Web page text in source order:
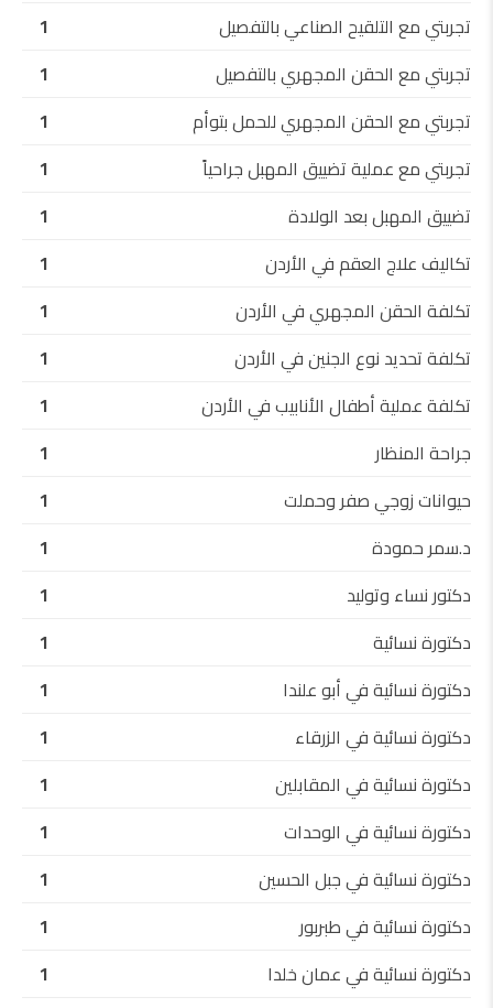
تجربتي مع التلقيح الصناعي بالتفصيل
1
تجربتي مع الحقن المجهري بالتفصيل
1
تجربتي مع الحقن المجهري للحمل بتوأم
1
تجربتي مع عملية تضييق المهبل جراحياً
1
تضييق المهبل بعد الولادة
1
تكاليف علاج العقم في الأردن
1
تكلفة الحقن المجهري في الأردن
1
تكلفة تحديد نوع الجنين في الأردن
1
تكلفة عملية أطفال الأنابيب في الأردن
1
جراحة المنظار
1
حيوانات زوجي صفر وحملت
1
د.سمر حمودة
1
دكتور نساء وتوليد
1
دكتورة نسائية
1
دكتورة نسائية في أبو علندا
1
دكتورة نسائية في الزرقاء
1
دكتورة نسائية في المقابلين
1
دكتورة نسائية في الوحدات
1
دكتورة نسائية في جبل الحسين
1
دكتورة نسائية في طبربور
1
دكتورة نسائية في عمان خلدا
1